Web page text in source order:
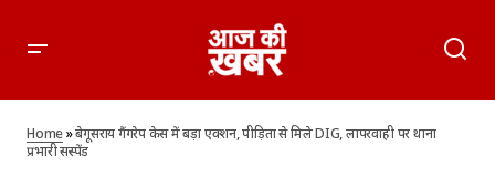
थाना प्रभारी सस्पेंड
Home»बेगूसराय गैंगरेप केस में बड़ा एक्शन, पीड़िता से मिले DIG, लापरवाही पर थाना
प्रभारी सस्पेंड